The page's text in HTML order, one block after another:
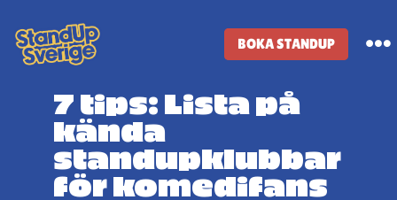
to
content
BOKA STANDUP
Standup-butik
Komiker
7 tips: Lista på
kända
standupklubbar
för komedifans